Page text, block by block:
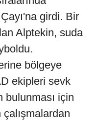
girdi. Bir
Alptekin, suda
bölgeye
ekipleri sevk
bulunması için
çalışmalardan